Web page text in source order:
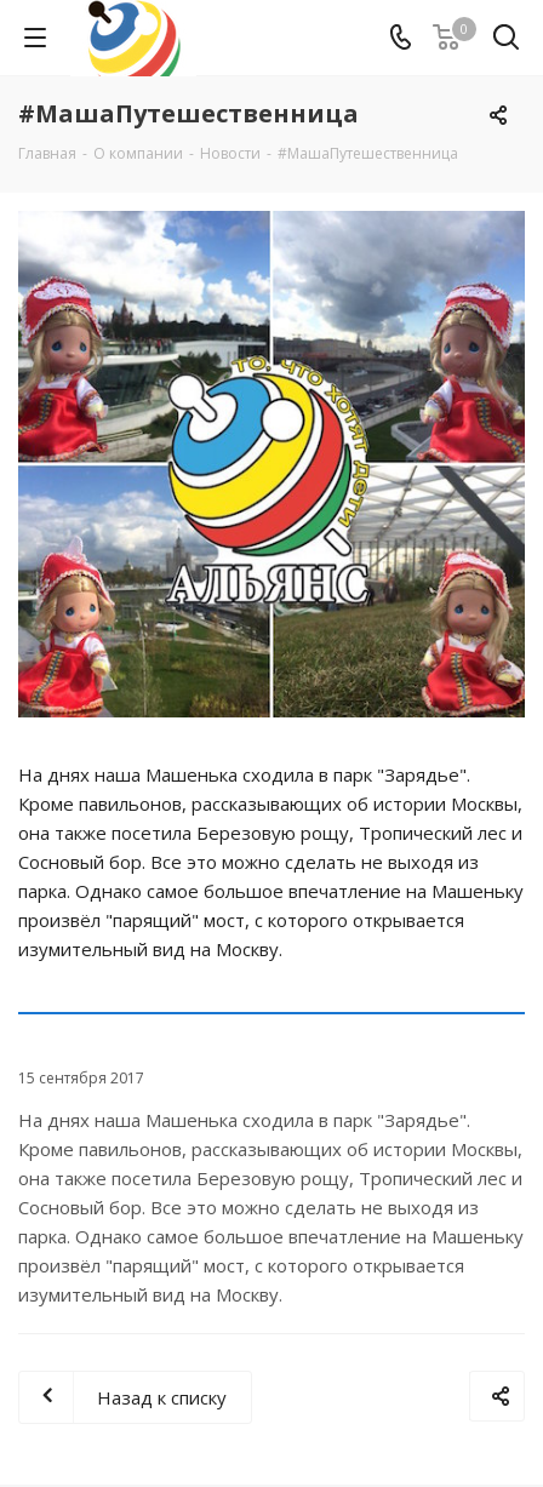
0
#МашаПутешественница
Главная - О компании - Новости - #МашаПутешественница
На днях наша Машенька сходила в парк "Зарядье".
Кроме павильонов, рассказывающих об истории Москвы,
она также посетила Березовую рощу, Тропический лес и
Сосновый бор. Все это можно сделать не выходя из
парка. Однако самое большое впечатление на Машеньку
произвёл "парящий" мост, с которого открывается
изумительный вид на Москву.
15 сентября 2017
На днях наша Машенька сходила в парк "Зарядье".
Кроме павильонов, рассказывающих об истории Москвы,
она также посетила Березовую рощу, Тропический лес и
Сосновый бор. Все это можно сделать не выходя из
парка. Однако самое большое впечатление на Машеньку
произвёл "парящий" мост, с которого открывается
изумительный вид на Москву.
Назад к списку